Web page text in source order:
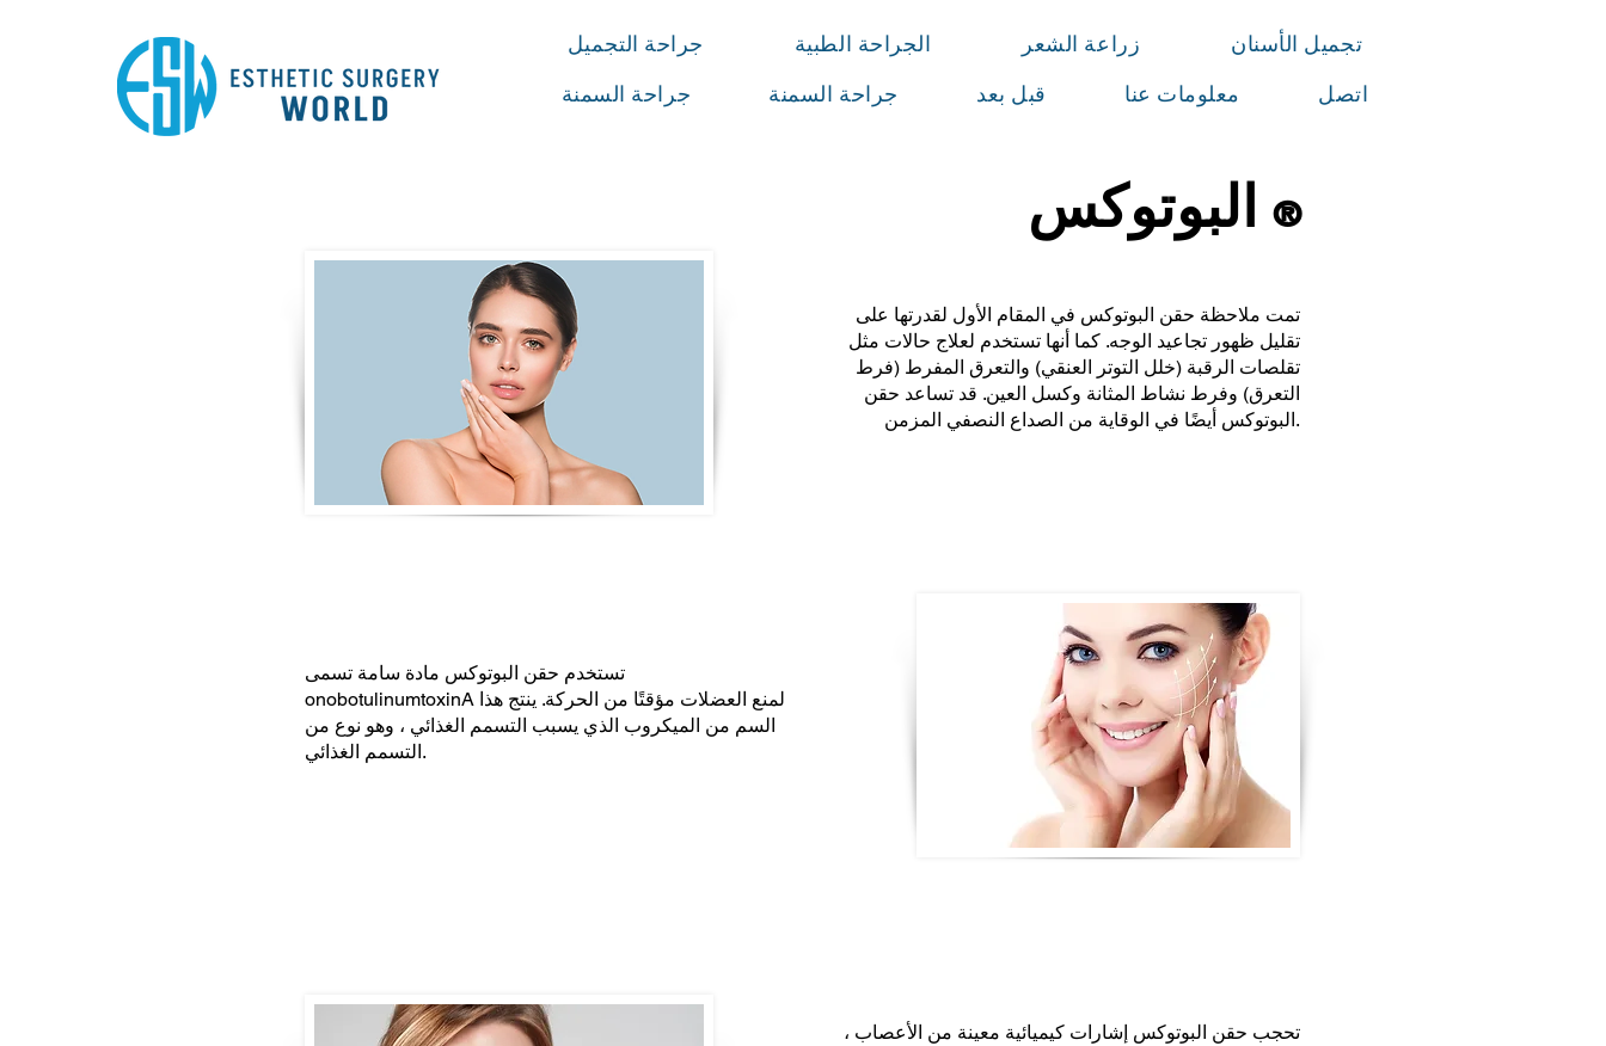
جراحة التجميل الجراحة الطبية زراعة الشعر
تجميل الأسنان
جراحة السمنة
جراحة السمنة قبل بعد معلومات عنا اتصل
البوتوكس ®
تمت ملاحظة حقن البوتوكس في المقام الأول لقدرتها على
تقليل ظهور تجاعيد الوجه. كما أنها تستخدم لعلاج حالات مثل
تقلصات الرقبة (خلل التوتر العنقي) والتعرق المفرط (فرط
التعرق) وفرط نشاط المثانة وكسل العين. قد تساعد حقن
البوتوكس أيضًا في الوقاية من الصداع النصفي المزمن.
تستخدم حقن البوتوكس مادة سامة تسمى
onobotulinumtoxinA لمنع العضلات مؤقتًا من الحركة. ينتج هذا
السم من الميكروب الذي يسبب التسمم الغذائي ، وهو نوع من
التسمم الغذائي.
تحجب حقن البوتوكس إشارات كيميائية معينة من الأعصاب ،